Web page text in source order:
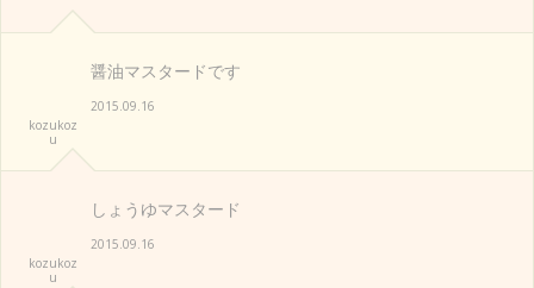
kozukoz
u
醤油マスタードです
2015.09.16
kozukoz
u
しょうゆマスタード
2015.09.16